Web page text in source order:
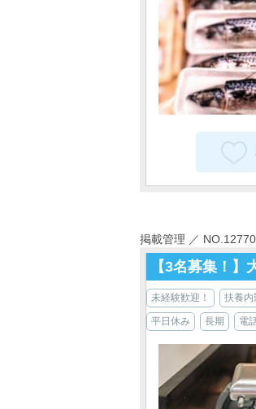
掲載管理 ／
【3名募集！
未経験歓迎！ 扶養内
平日休み 長期 電